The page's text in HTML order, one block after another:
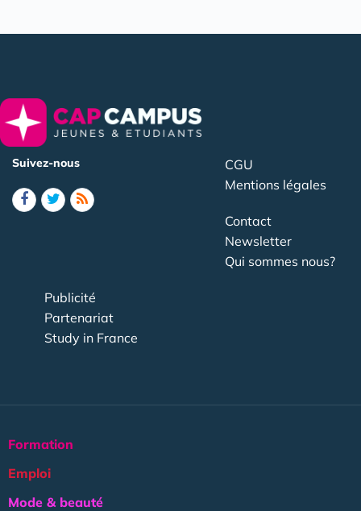
Suivez-nous
CGU
Mentions légales
Contact
Newsletter
Qui sommes nous?
Publicité
Partenariat
Study in France
Formation
Emploi
Mode & beauté